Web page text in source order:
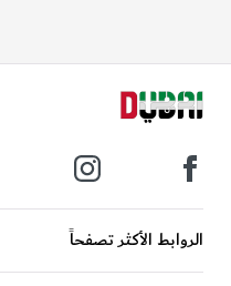
الروابط الأكثر تصفحاً